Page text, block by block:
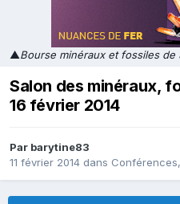
▲Bourse minéraux et fossiles de
Salon des minéraux,
16 février 2014
Par barytine83
11 février 2014 dans